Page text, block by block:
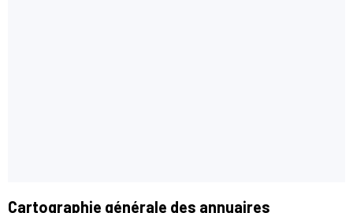
Cartographie générale des annuaires